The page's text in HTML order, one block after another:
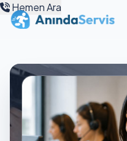
Hemen Ara